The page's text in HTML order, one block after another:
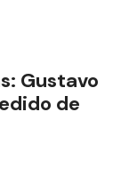
Gustavo
de